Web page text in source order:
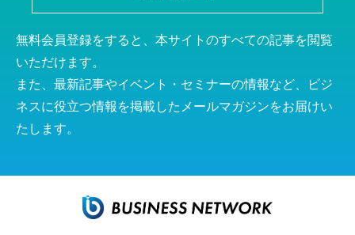
無料会員登録をすると、本サイトのすべての記事を閲覧
いただけます。
また、最新記事やイベント・セミナーの情報など、ビジ
ネスに役立つ情報を掲載したメールマガジンをお届けい
たします。